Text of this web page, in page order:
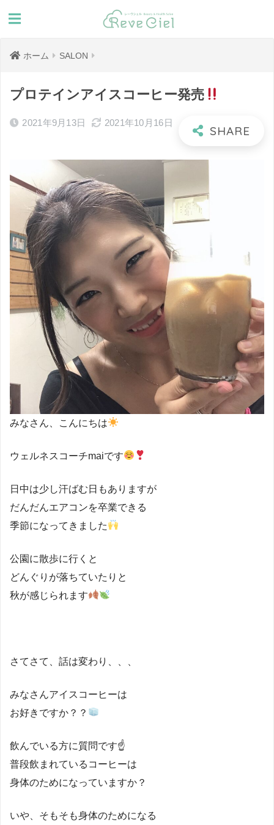
ホーム SALON
プロテインアイスコーヒー発売
2021年9月13日 2021年10月16日
みなさん、こんにちは
ウェルネスコーチmaiです
日中は少し汗ばむ日もありますが
だんだんエアコンを卒業できる
季節になってきました
公園に散歩に行くと
どんぐりが落ちていたりと
秋が感じられます
さてさて、話は変わり、、、
みなさんアイスコーヒーは
お好きですか？？
飲んでいる方に質問です☝️
普段飲まれているコーヒーは
身体のためになっていますか？
いや、そもそも身体のためになる